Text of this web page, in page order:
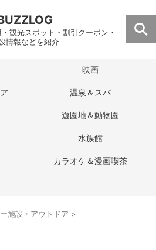
観光スポット・割引クーポン・
情報などを紹介
映画
温泉＆スパ
遊園地＆動物園
水族館
カラオケ＆漫画喫茶
施設・アウトドア >